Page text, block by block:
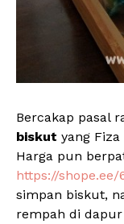
Bercakap pasal
biskut yang
Harga pun
https://shope.ee/
simpan biskut,
rempah di dapur